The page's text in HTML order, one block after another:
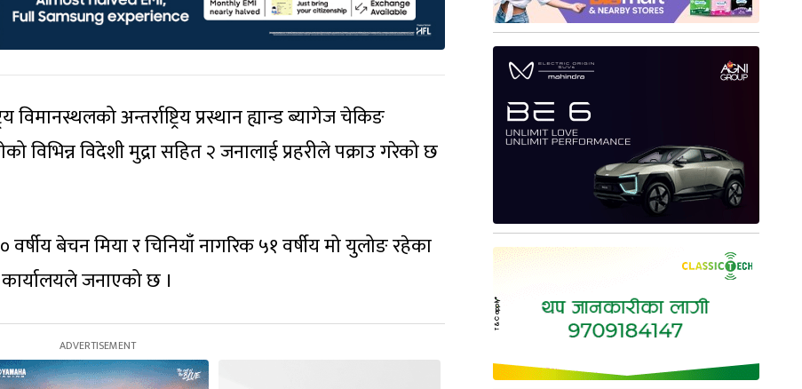
विमानस्थलको अन्तर्राष्ट्रिय प्रस्थान ह्यान्ड ब्यागेज चेकिङ
विभिन्न विदेशी मुद्रा सहित २ जनालाई प्रहरीले पक्राउ गरेको छ
बेचन मिया र चिनियाँ नागरिक ५१ वर्षीय मो युलोङ रहेका
कार्यालयले जनाएको छ ।